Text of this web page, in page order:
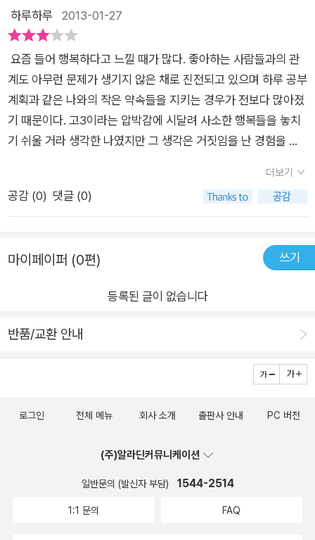
그렇기 때문에 더욱 잔인한 수용소라고 생각한다. 이게 진짜 현실
이라는게 믿겨지지 않았고, 믿고 싶지 않았다. 그리고 그 속에서
고통받는 많은 사람들을 생각하기 조차 두렵고 안타까웠다. 정말
영원히 굿바이하고 싶다. 영원히 굿바이, 관타나모. 13. 전등불
빛 페이지를 보고 처음에는 인쇄상태가 잘못된 줄 알고 깜짝 놀랐
다. 알고 보니 칼리드의 심리상태를 더 잘 나타내기 위해 인쇄방
법을 특이하게 했다고 듣고 나서는 그 표현 방식이 나에게 더욱
해악은 해악을 낳고 고문은 고문을 낳을 뿐입니다. 바람은 누구나
똑같아요 - 친절. 내가 여기서 나간다면 더욱 많은 친절을 보고 싶
습니다.… 나는 그저 평범한 청소년일 뿐입니다. 이미 다민족 다
문화 국가시대로 접어든 우리 청소년들에게도 ‘다름 사이의 공
존’이라는 생명 평화 사상을 생각하게 할 수 있는 소설이다. 아울
중함을 새삼 일깨워주는 성장소설이기도 하다. 성장 과정에서
청소년들에게 꼭 권하고 싶은 소설이다. - 박경장 (옮긴이)
이 책을 끝까지 읽을 수 있었던 것 같다. 삶을 잃어버린다는 것.
그것이 어떤 것인지... 자신을 잃어버린다는 것 그것이 어떤 것인
게 되면서 칼리드는 분명 이 질문을 스스로에게 던져보았을 것이
다. 그리고 느꼈을 것이다. 이유도 모른 채 잃게 된 자신과 자신의
삶 극한의 고통 속에서 느낀 공포를 뛰어넘은 그 무언가. 갇혀버
린 삶 속에서 느낀 좌절감. 평범했던 그 일상들을 갈구하며 부질
없는 돌맹이를 던지는 스스로에 향한 울분을 2년이라는 시간과
함께 견딘 것이다. 나로서는 도저히 상상조차 하고 싶지 않은 지
옥임이 분명했다. 그곳에선 보이는 것도 들리는 것도 느껴지는 것
는 것이다. 나라면 그럴 것 같다... 하지만 적어도 칼리드는 그러
지 않았던 것 같다. 그렇기 때문에 그에게는 희망이 그 좁은 틈을
비집고 들어올 수 있었고 그를 볼 수 있게 들을 수 있게 느낄 수
온다는 것. 되찾은 일상과 삶, 가족들 그리고 자신 그것이 말해주
---------------글이 성의없이 짧고 맥락도 온전하지 못하다는
지만 적어도 내가 하고 싶은 말은 모두 한 것 같다.
하루하루 2013-01-27
요즘 들어 행복하다고 느낄 때가 많다. 좋아하는 사람들과의 관
계도 아무런 문제가 생기지 않은 채로 진전되고 있으며 하루 공부
계획과 같은 나와의 작은 약속들을 지키는 경우가 전보다 많아졌
기 때문이다. 고3이라는 압박감에 시달려 사소한 행복들을 놓치
기 쉬울 거라 생각한 나였지만 그 생각은 거짓임을 난 경험을 통
곤 한다. 어떻게 생각해보면 행복이란 건 불행에서부터 시작하는
것이니까 말이다. 그래서 행복하다 말할 수 있는 순간이 소중하고
더욱 값어치 있는 것이다. 하지만 세상엔 수많은, 다양한 사람들
이 존재하기에 오늘하루 지구에서 발견할 수 있는 사람들의 감정
들도 수천, 수만 가지에 달할 것이다. 난 지금 행복하다. 하지만
며 점점 복잡한 미로 속으로 향해가고 있을 때 친구로부터 책 한
물을 받아 난 또 행복에 물들어가기 시작했고 기쁜 마음으로 한
장 한 장을 넘기기 시작했다. 본문으로 들어가기 전 관타나모가
무엇일까 굉장히 궁금했다. 하지만 책 한 권을 다 읽었을 때 그것
소를 말한다. 제목에서도 알 수 있듯이 주인공은 관타나모라는 수
석방되기까지의 과정이 눈물겨웠다. 주인공 칼리드는 부모님의
고국인 파키스탄에 여행을 가게 된다. 그곳에서 사라진 아버지를
더보기
공감 (0) 댓글 (0)
마이페이퍼 (0편) 쓰기
등록된 글이 없습니다
반품/교환 안내
로그인 전체 메뉴 회사 소개 출판사 안내 PC 버전
(주)알라딘커뮤니케이션
일반문의 (발신자 부담) 1544-2514
1:1 문의 FAQ